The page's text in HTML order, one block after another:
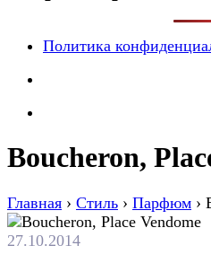
Политика
Boucheron,
Главная › Стиль › Парфюм ›
27.10.2014